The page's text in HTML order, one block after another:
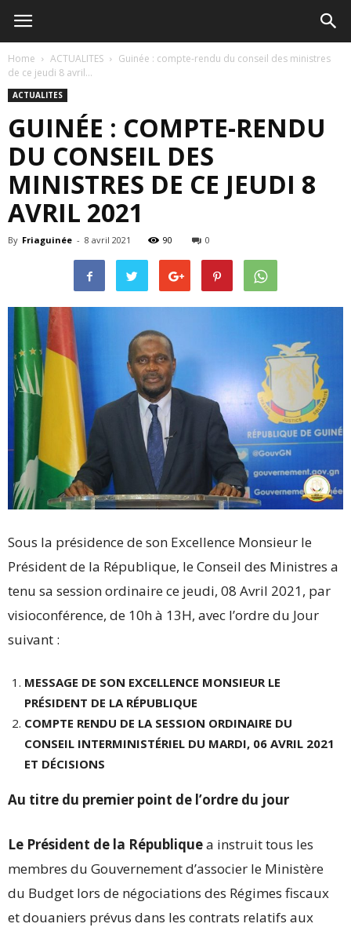
Home ACTUALITES
Guinée : compte-rendu du conseil des ministres
de ce jeudi 8 avril...
ACTUALITES
GUINÉE : COMPTE-RENDU
DU CONSEIL DES
MINISTRES DE CE JEUDI 8
AVRIL 2021
By Friaguinée - 8 avril 2021 90 0
Sous la présidence de son Excellence Monsieur le
Président de la République, le Conseil des Ministres a
tenu sa session ordinaire ce jeudi, 08 Avril 2021, par
visioconférence, de 10h à 13H, avec l’ordre du Jour
suivant :
MESSAGE DE SON EXCELLENCE MONSIEUR LE
PRÉSIDENT DE LA RÉPUBLIQUE
COMPTE RENDU DE LA SESSION ORDINAIRE DU
CONSEIL INTERMINISTÉRIEL DU MARDI, 06 AVRIL 2021
ET DÉCISIONS
Au titre du premier point de l’ordre du jour
Le Président de la Républiquea instruit tous les
membres du Gouvernement d’associer le Ministère
du Budget lors de négociations des Régimes fiscaux
et douaniers prévus dans les contrats relatifs aux